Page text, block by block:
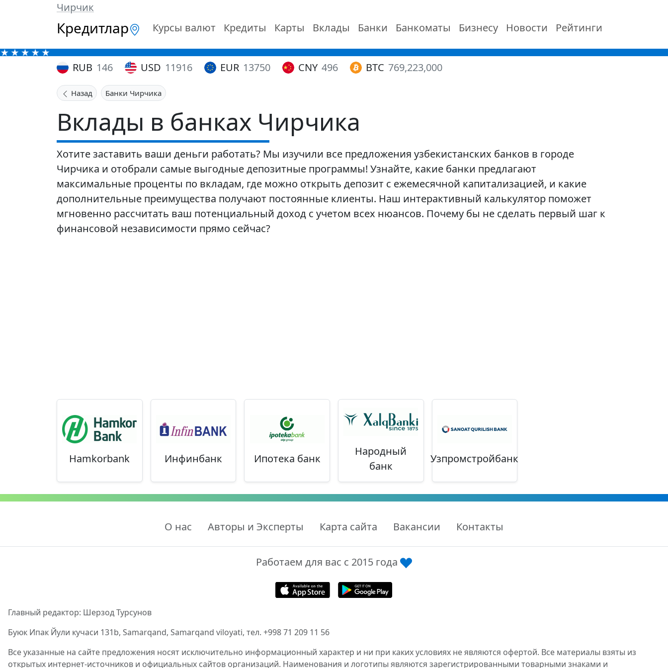
Чирчик
Кредитлар Курсы валют Кредиты Карты Вклады Банки Банкоматы Бизнесу Новости Рейтинги
RUB 146 USD 11916 EUR 13750 CNY 496 BTC 769,223,000
Назад Банки Чирчика
Вклады в банках Чирчика
Хотите заставить ваши деньги работать? Мы изучили все предложения узбекистанских банков в городе
Чирчика и отобрали самые выгодные депозитные программы! Узнайте, какие банки предлагают
максимальные проценты по вкладам, где можно открыть депозит с ежемесячной капитализацией, и какие
дополнительные преимущества получают постоянные клиенты. Наш интерактивный калькулятор поможет
мгновенно рассчитать ваш потенциальный доход с учетом всех нюансов. Почему бы не сделать первый шаг к
финансовой независимости прямо сейчас?
Hamkorbank Инфинбанк Ипотека банк
Народный
банк
Узпромстройбанк
О нас Авторы и Эксперты Карта сайта Вакансии Контакты
Работаем для вас с 2015 года
Главный редактор: Шерзод Турсунов
Буюк Ипак Йули кучаси 131b, Samarqand, Samarqand viloyati, тел. +998 71 209 11 56
Все указанные на сайте предложения носят исключительно информационный характер и ни при каких условиях не являются офертой. Все материалы взяты из
открытых интернет-источников и официальных сайтов организаций. Наименования и логотипы являются зарегистрированными товарными знаками и